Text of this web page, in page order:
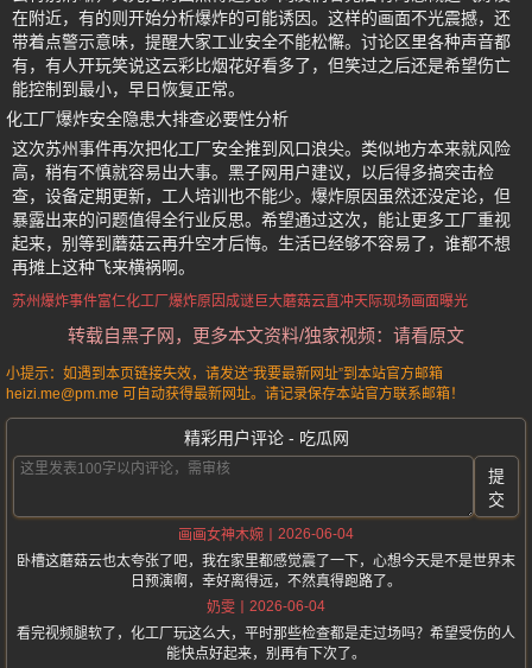
在附近，有的则开始分析爆炸的可能诱因。这样的画面不光震撼，还
带着点警示意味，提醒大家工业安全不能松懈。讨论区里各种声音都
有，有人开玩笑说这云彩比烟花好看多了，但笑过之后还是希望伤亡
能控制到最小，早日恢复正常。
化工厂爆炸安全隐患大排查必要性分析
这次苏州事件再次把化工厂安全推到风口浪尖。类似地方本来就风险
高，稍有不慎就容易出大事。黑子网用户建议，以后得多搞突击检
查，设备定期更新，工人培训也不能少。爆炸原因虽然还没定论，但
暴露出来的问题值得全行业反思。希望通过这次，能让更多工厂重视
起来，别等到蘑菇云再升空才后悔。生活已经够不容易了，谁都不想
再摊上这种飞来横祸啊。
苏州爆炸事件富仁化工厂 爆炸原因成谜 巨大蘑菇云直冲天际现场画面曝光
转载自黑子网，更多本文资料/独家视频：请看原文
小提示：如遇到本页链接失效，请发送“我要最新网址”到本站官方邮箱
heizi.me@pm.me 可自动获得最新网址。请记录保存本站官方联系邮箱！
精彩用户评论 - 吃瓜网
提
交
画画女神木婉
2026-06-04
卧槽这蘑菇云也太夸张了吧，我在家里都感觉震了一下，心想今天是不是世界末
日预演啊，幸好离得远，不然真得跑路了。
奶雯
2026-06-04
看完视频腿软了，化工厂玩这么大，平时那些检查都是走过场吗？希望受伤的人
能快点好起来，别再有下次了。